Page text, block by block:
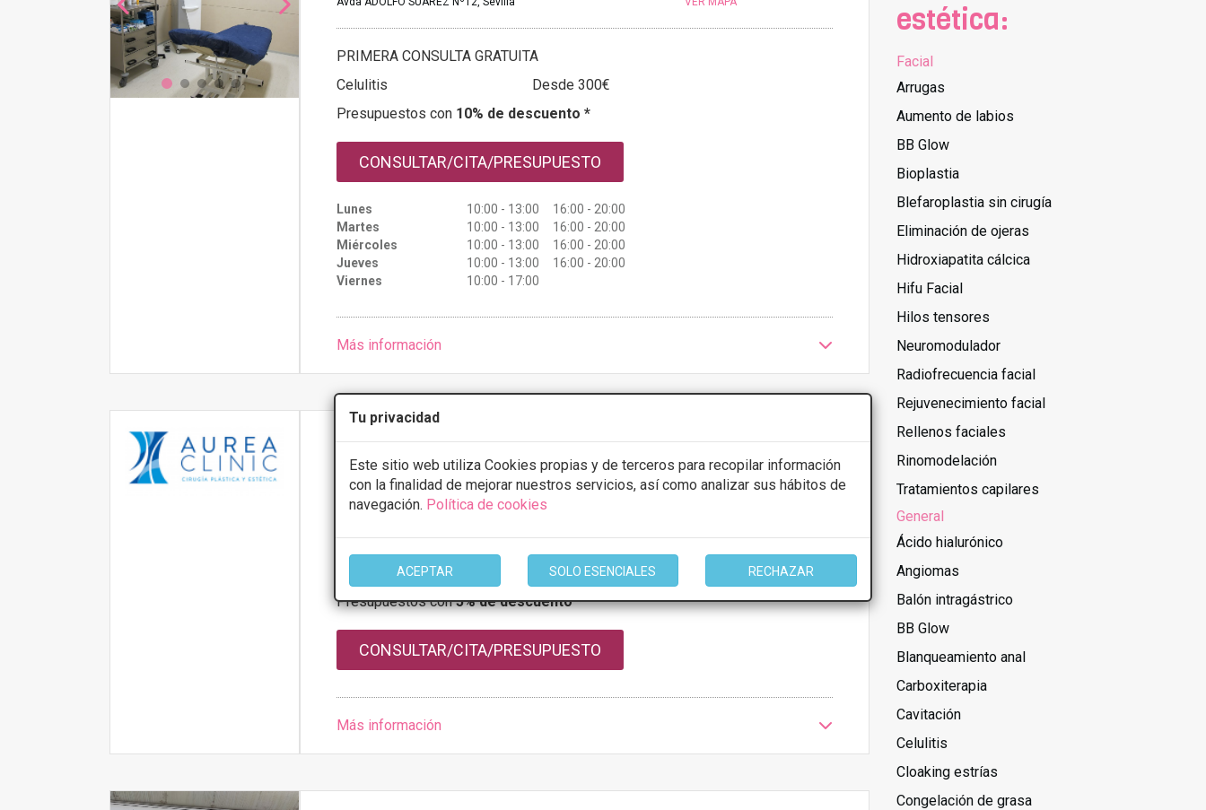
Tu privacidad
Este sitio web utiliza Cookies propias y de terceros para recopilar información
con la finalidad de mejorar nuestros servicios, así como analizar sus hábitos de
navegación. Política de cookies
ACEPTAR SOLO ESENCIALES RECHAZAR
PRIMERA CONSULTA GRATUITA
Celulitis
Desde 300€
Presupuestos con 10% de descuento *
CONSULTAR/CITA/PRESUPUESTO
Lunes
10:00 - 13:00 16:00 - 20:00
Martes
10:00 - 13:00 16:00 - 20:00
Miércoles
10:00 - 13:00 16:00 - 20:00
Jueves
10:00 - 13:00 16:00 - 20:00
Viernes
10:00 - 17:00
Más información
Aurea Clinic
Calle Real 34, Castilleja de la Cuesta (Sevilla), Castilleja de la
Cuesta
VER MAPA
PRIMERA CONSULTA GRATUITA & FINANCIACIÓN A MEDIDA
Desde 150€
Presupuestos con5% de descuento *
CONSULTAR/CITA/PRESUPUESTO
Más información
estética:
Facial
Arrugas
Aumento de labios
BB Glow
Bioplastia
Blefaroplastia sin cirugía
Eliminación de ojeras
Hidroxiapatita cálcica
Hifu Facial
Hilos tensores
Neuromodulador
Radiofrecuencia facial
Rejuvenecimiento facial
Rellenos faciales
Rinomodelación
Tratamientos capilares
General
Ácido hialurónico
Angiomas
Balón intragástrico
BB Glow
Blanqueamiento anal
Carboxiterapia
Cavitación
Celulitis
Cloaking estrías
Congelación de grasa